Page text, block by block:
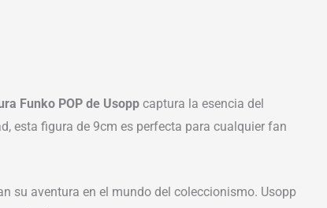
Funko POP de Usopp captura la esencia del
esta figura de 9cm es perfecta para cualquier fan
su aventura en el mundo del coleccionismo. Usopp